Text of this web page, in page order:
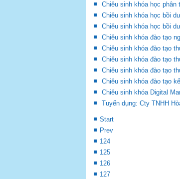
Chiêu sinh khóa học
Chiêu sinh khóa học bồi
Chiêu sinh khóa học bồi
Chiêu sinh khóa đào tạo
Chiêu sinh khóa đào tạo
Chiêu sinh khóa đào tạo
Chiêu sinh khóa đào tạo
Chiêu sinh khóa đào tạo
Chiêu sinh khóa Digital
Tuyển dụng: Cty TNHH
Start
Prev
124
125
126
127